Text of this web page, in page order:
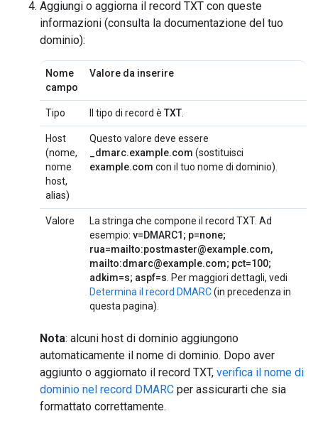
Aggiungi o aggiorna il record TXT con queste
informazioni (consulta la documentazione del tuo
dominio):
Nome
campo
Valore da inserire
Tipo Il tipo di record è TXT.
Host
(nome,
nome
host,
alias)
Questo valore deve essere
_dmarc.example.com (sostituisci
example.com con il tuo nome di dominio).
Valore
La stringa che compone il record TXT. Ad
esempio: v=DMARC1; p=none;
rua=mailto:postmaster@example.com,
mailto:dmarc@example.com; pct=100;
adkim=s; aspf=s. Per maggiori dettagli, vedi
Determina il record DMARC(in precedenza in
questa pagina).
Nota: alcuni host di dominio aggiungono
automaticamente il nome di dominio. Dopo aver
aggiunto o aggiornato il record TXT, verifica il nome di
dominio nel record DMARC per assicurarti che sia
formattato correttamente.